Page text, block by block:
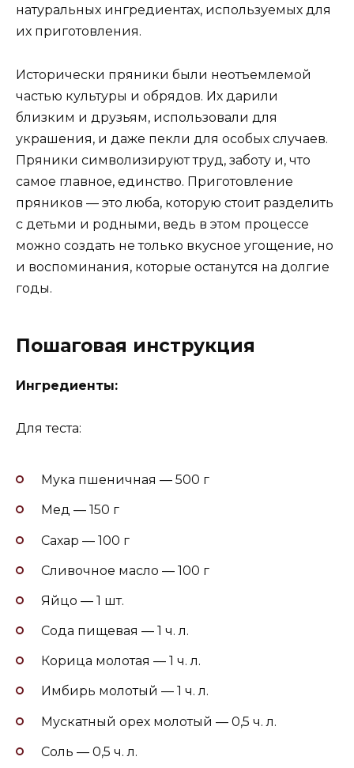
натуральных ингредиентах, используемых для
их приготовления.
Исторически пряники были неотъемлемой
частью культуры и обрядов. Их дарили
близким и друзьям, использовали для
украшения, и даже пекли для особых случаев.
Пряники символизируют труд, заботу и, что
самое главное, единство. Приготовление
пряников — это люба, которую стоит разделить
с детьми и родными, ведь в этом процессе
можно создать не только вкусное угощение, но
и воспоминания, которые останутся на долгие
годы.
Пошаговая инструкция
Ингредиенты:
Для теста:
Мука пшеничная — 500 г
Мед — 150 г
Сахар — 100 г
Сливочное масло — 100 г
Яйцо — 1 шт.
Сода пищевая — 1 ч. л.
Корица молотая — 1 ч. л.
Имбирь молотый — 1 ч. л.
Мускатный орех молотый — 0,5 ч. л.
Соль — 0,5 ч. л.